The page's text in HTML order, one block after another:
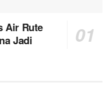
Air Rute
Jadi